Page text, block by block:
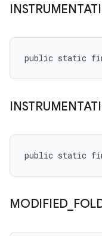
public static
public static
MODIFIED